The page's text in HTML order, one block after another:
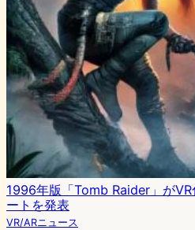
1996年版「Tomb Raider」が
ートを発表
VR/ARニュース